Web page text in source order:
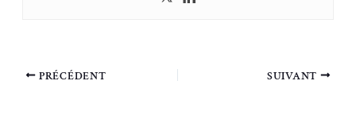
PRÉCÉDENT SUIVANT